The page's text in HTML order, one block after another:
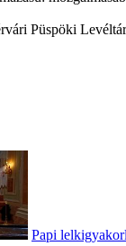
Püspöki
Papi